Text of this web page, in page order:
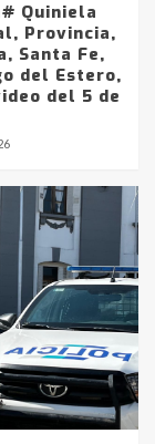
Quiniela
Provincia,
Santa Fe,
del Estero,
del 5 de
un
en
Axion